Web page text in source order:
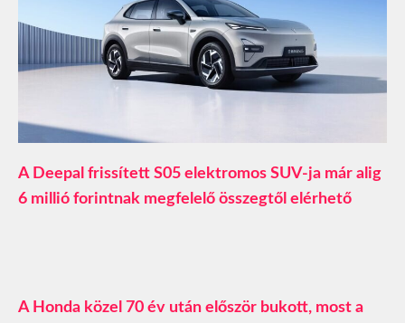
A Deepal frissített S05 elektromos SUV-ja már alig
6 millió forintnak megfelelő összegtől elérhető
A Honda közel 70 év után először bukott, most a